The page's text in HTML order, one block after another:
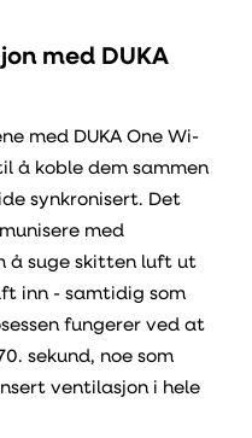
med DUKA
med DUKA One Wi-
å koble dem sammen
synkronisert. Det
med
å suge skitten luft ut
inn - samtidig som
fungerer ved at
sekund, noe som
ventilasjon i hele